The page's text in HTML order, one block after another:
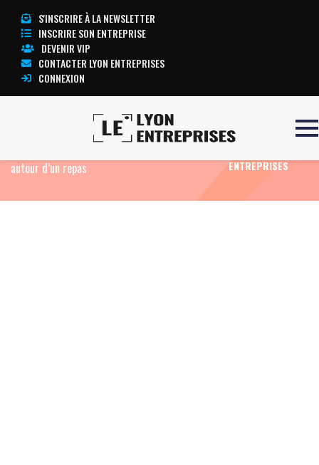
S'INSCRIRE À LA NEWSLETTER
INSCRIRE SON ENTREPRISE
DEVENIR VIP
CONTACTER LYON ENTREPRISES
CONNEXION
À Lyon, Partnaire et Les
autour d’un repas
TOUTE
ENTREPRISES